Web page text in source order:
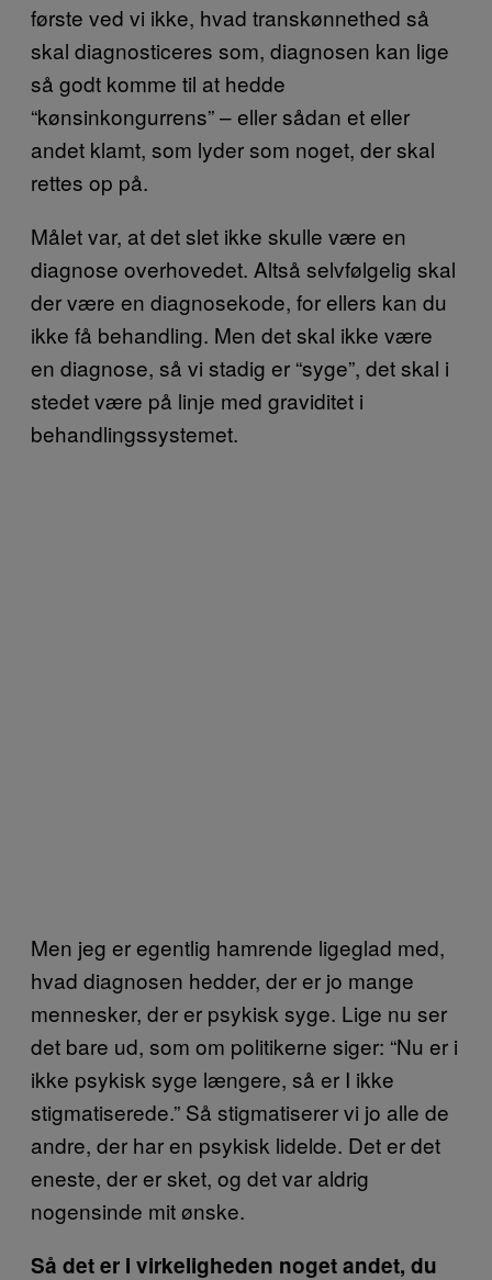
første ved vi ikke, hvad transkønnethed så
skal diagnosticeres som, diagnosen kan lige
så godt komme til at hedde
“kønsinkongurrens” – eller sådan et eller
andet klamt, som lyder som noget, der skal
rettes op på.
Målet var, at det slet ikke skulle være en
diagnose overhovedet. Altså selvfølgelig skal
der være en diagnosekode, for ellers kan du
ikke få behandling. Men det skal ikke være
en diagnose, så vi stadig er “syge”, det skal i
stedet være på linje med graviditet i
behandlingssystemet.
Men jeg er egentlig hamrende ligeglad med,
hvad diagnosen hedder, der er jo mange
mennesker, der er psykisk syge. Lige nu ser
det bare ud, som om politikerne siger: “Nu er i
ikke psykisk syge længere, så er I ikke
stigmatiserede.” Så stigmatiserer vi jo alle de
andre, der har en psykisk lidelde. Det er det
eneste, der er sket, og det var aldrig
nogensinde mit ønske.
Så det er I virkeligheden noget andet, du